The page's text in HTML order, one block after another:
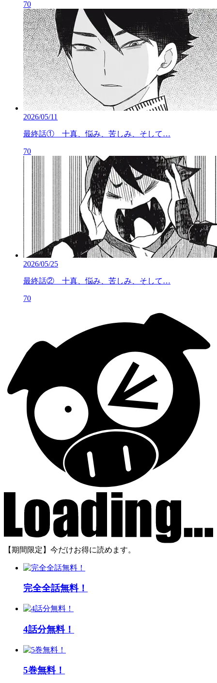
70
2026/05/11
最終話① 十真、悩み、苦しみ、そして…
70
2026/05/25
最終話② 十真、悩み、苦しみ、そして…
70
【期間限定】今だけお得に読めます。
完全全話無料！
4話分無料！
5巻無料！